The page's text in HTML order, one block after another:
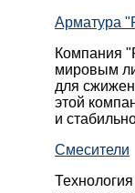
Арматура
Компания
мировым
для
этой
и
Смесители